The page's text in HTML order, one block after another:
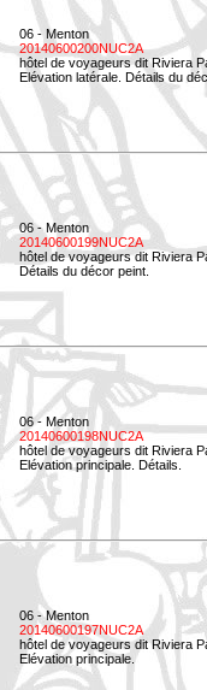
06 - Menton
20140600200NUC2A
hôtel de voyageurs dit Riviera
Elévation latérale. Détails du
06 - Menton
20140600199NUC2A
hôtel de voyageurs dit Riviera
Détails du décor peint.
06 - Menton
20140600198NUC2A
hôtel de voyageurs dit Riviera
Elévation principale. Détails.
06 - Menton
20140600197NUC2A
hôtel de voyageurs dit Riviera
Elévation principale.